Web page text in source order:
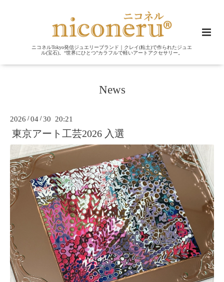
ニコネルTokyo発信ジュエリーブランド｜クレイ(粘土)で作られたジュエ
ル(宝石)。“世界にひとつ”カラフルで軽いアートアクセサリー。
News
2026 /04 /30 20:21
東京アート工芸2026 入選